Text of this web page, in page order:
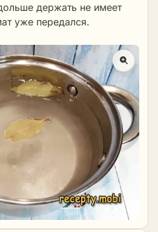
держать не имеет
уже передался.